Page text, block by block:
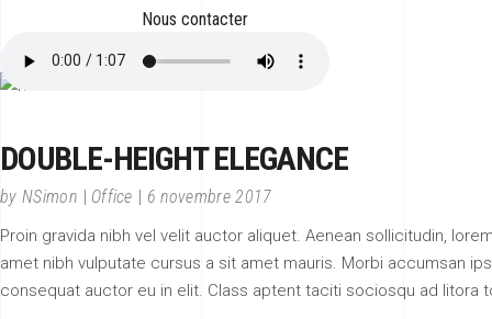
Nous contacter
DOUBLE-HEIGHT ELEGANCE
by NSimon Office 6 novembre 2017
Proin gravida nibh vel velit auctor aliquet. Aenean sollicitudin,
amet nibh vulputate cursus a sit amet mauris. Morbi accumsan
consequat auctor eu in elit. Class aptent taciti sociosqu ad